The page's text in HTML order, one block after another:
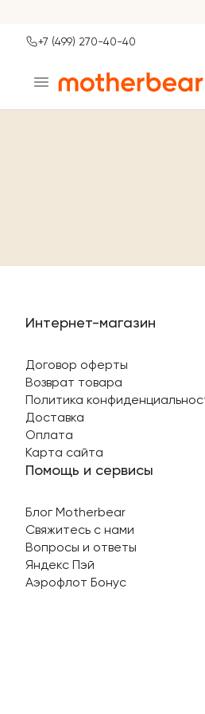
Ваш город
+7 (499) 270-40-40
Интернет-магазин
Договор оферты
Возврат товара
Политика
Доставка
Оплата
Карта сайта
Помощь и сервисы
Блог Motherbear
Свяжитесь с нами
Вопросы и ответы
Яндекс Пэй
Аэрофлот Бонус